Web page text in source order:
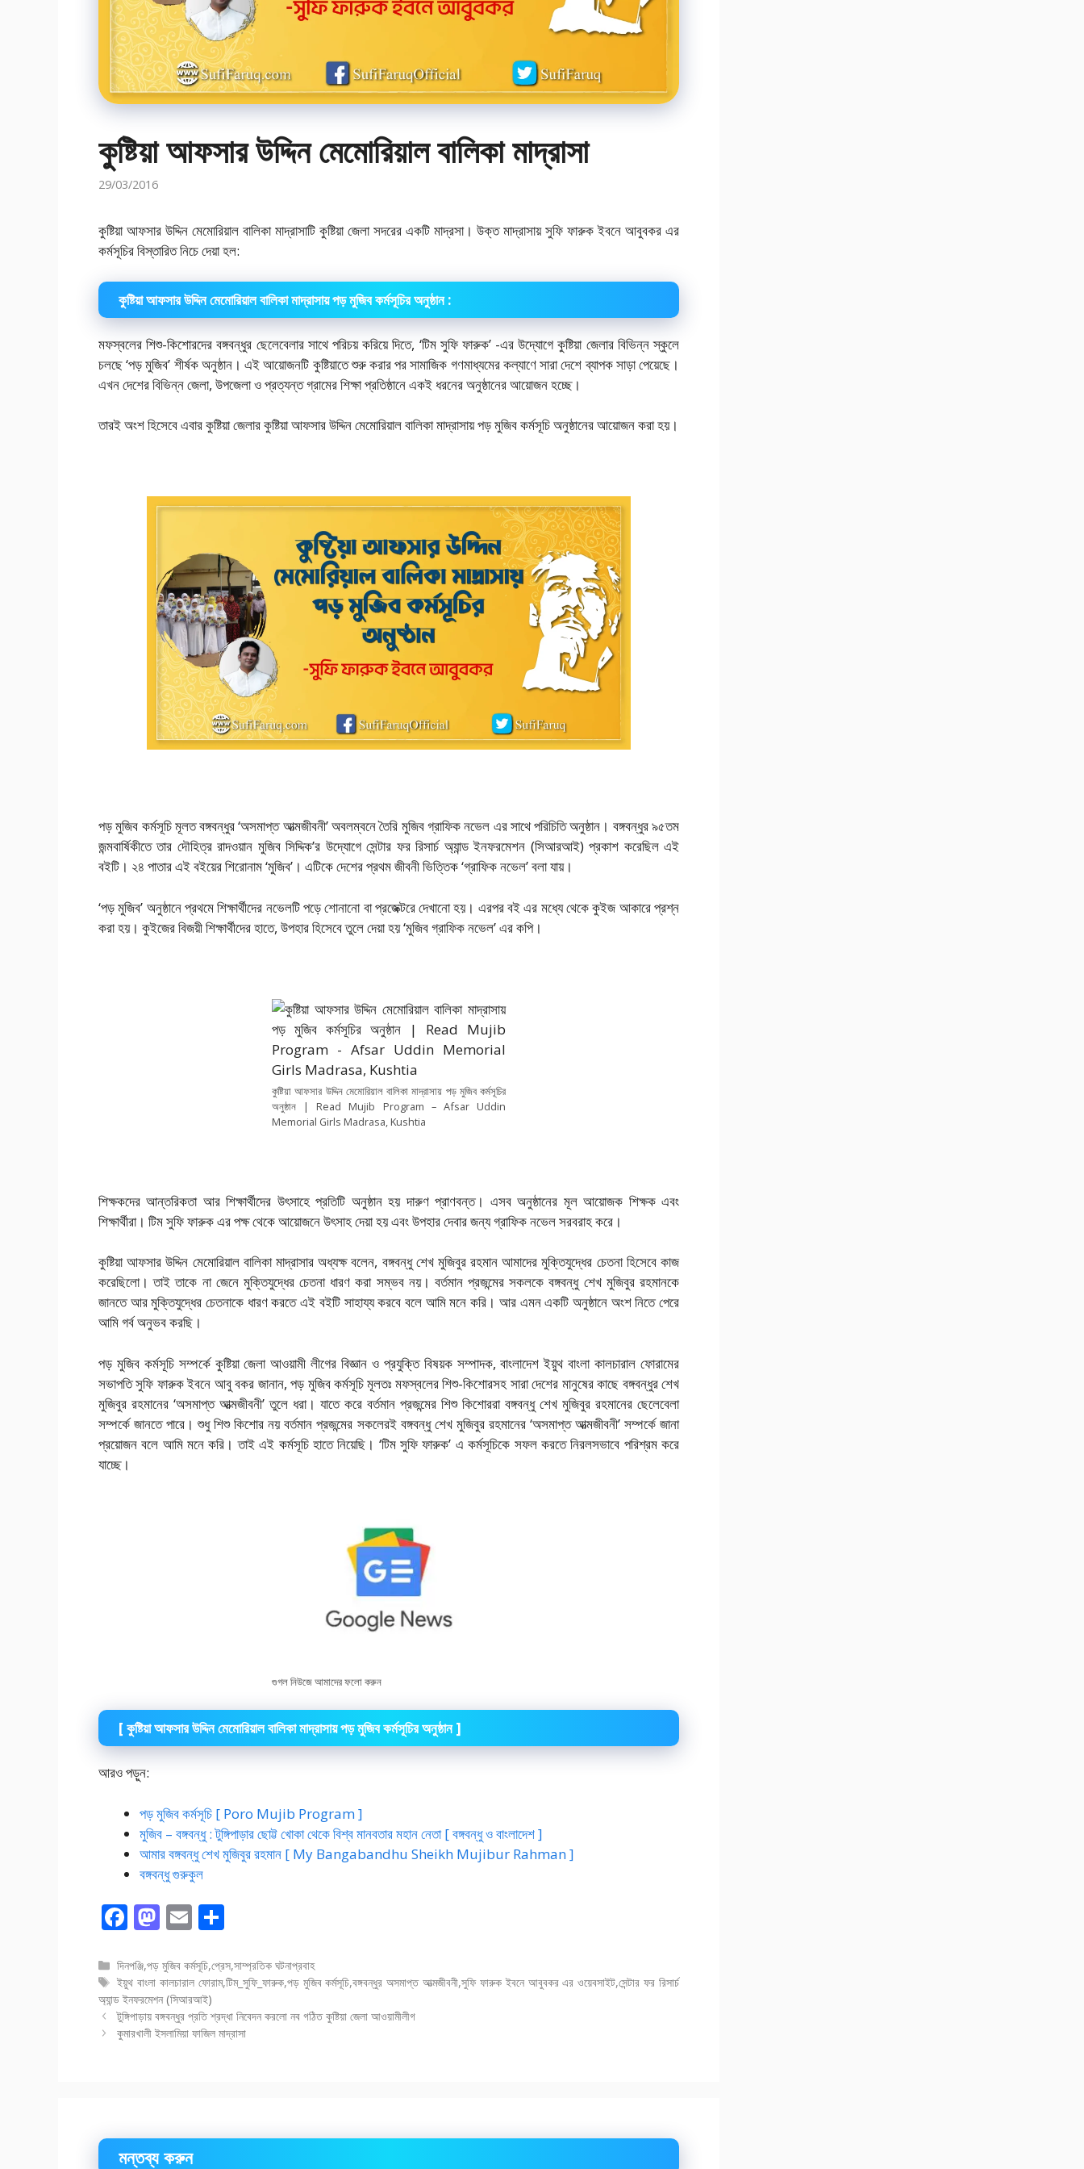
কুষ্টিয়া আফসার উদ্দিন মেমোরিয়াল বালিকা মাদ্রাসা
29/03/2016
কুষ্টিয়া আফসার উদ্দিন মেমোরিয়াল বালিকা মাদ্রাসাটি কুষ্টিয়া জেলা সদরের একটি মাদ্রসা। উক্ত মাদ্রাসায় সুফি ফারুক ইবনে আবুবকর এর
কর্মসূচির বিস্তারিত নিচে দেয়া হল:
কুষ্টিয়া আফসার উদ্দিন মেমোরিয়াল বালিকা মাদ্রাসায় পড় মুজিব কর্মসূচির অনুষ্ঠান :
মফস্বলের শিশু-কিশোরদের বঙ্গবন্ধুর ছেলেবেলার সাথে পরিচয় করিয়ে দিতে, ‘টিম সুফি ফারুক’ -এর উদ্যোগে কুষ্টিয়া জেলার বিভিন্ন স্কুলে
চলছে ‘পড় মুজিব’ শীর্ষক অনুষ্ঠান। এই আয়োজনটি কুষ্টিয়াতে শুরু করার পর সামাজিক গণমাধ্যমের কল্যাণে সারা দেশে ব্যাপক সাড়া পেয়েছে।
এখন দেশের বিভিন্ন জেলা, উপজেলা ও প্রত্যন্ত গ্রামের শিক্ষা প্রতিষ্ঠানে একই ধরনের অনুষ্ঠানের আয়োজন হচ্ছে।
তারই অংশ হিসেবে এবার কুষ্টিয়া জেলার কুষ্টিয়া আফসার উদ্দিন মেমোরিয়াল বালিকা মাদ্রাসায় পড় মুজিব কর্মসূচি অনুষ্ঠানের আয়োজন করা হয়।
পড় মুজিব কর্মসূচি মূলত বঙ্গবন্ধুর ‘অসমাপ্ত আত্মজীবনী’ অবলম্বনে তৈরি মুজিব গ্রাফিক নভেল এর সাথে পরিচিতি অনুষ্ঠান। বঙ্গবন্ধুর ৯৫তম
জন্মবার্ষিকীতে তার দৌহিত্র রাদওয়ান মুজিব সিদ্দিক’র উদ্যোগে সেন্টার ফর রিসার্চ অ্যান্ড ইনফরমেশন (সিআরআই) প্রকাশ করেছিল এই
বইটি। ২৪ পাতার এই বইয়ের শিরোনাম ‘মুজিব’। এটিকে দেশের প্রথম জীবনী ভিত্তিক ‘গ্রাফিক নভেল’ বলা যায়।
‘পড় মুজিব’ অনুষ্ঠানে প্রথমে শিক্ষার্থীদের নভেলটি পড়ে শোনানো বা প্রজেক্টরে দেখানো হয়। এরপর বই এর মধ্যে থেকে কুইজ আকারে প্রশ্ন
করা হয়। কুইজের বিজয়ী শিক্ষার্থীদের হাতে, উপহার হিসেবে তুলে দেয়া হয় ‘মুজিব গ্রাফিক নভেল’ এর কপি।
কুষ্টিয়া আফসার উদ্দিন মেমোরিয়াল বালিকা মাদ্রাসায় পড় মুজিব কর্মসূচির
অনুষ্ঠান | Read Mujib Program – Afsar Uddin
Memorial Girls Madrasa, Kushtia
শিক্ষকদের আন্তরিকতা আর শিক্ষার্থীদের উৎসাহে প্রতিটি অনুষ্ঠান হয় দারুণ প্রাণবন্ত। এসব অনুষ্ঠানের মূল আয়োজক শিক্ষক এবং
শিক্ষার্থীরা। টিম সুফি ফারুক এর পক্ষ থেকে আয়োজনে উৎসাহ দেয়া হয় এবং উপহার দেবার জন্য গ্রাফিক নভেল সরবরাহ করে।
কুষ্টিয়া আফসার উদ্দিন মেমোরিয়াল বালিকা মাদ্রাসার অধ্যক্ষ বলেন, বঙ্গবন্ধু শেখ মুজিবুর রহমান আমাদের মুক্তিযুদ্ধের চেতনা হিসেবে কাজ
করেছিলো। তাই তাকে না জেনে মুক্তিযুদ্ধের চেতনা ধারণ করা সম্ভব নয়। বর্তমান প্রজন্মের সকলকে বঙ্গবন্ধু শেখ মুজিবুর রহমানকে
জানতে আর মুক্তিযুদ্ধের চেতনাকে ধারণ করতে এই বইটি সাহায্য করবে বলে আমি মনে করি। আর এমন একটি অনুষ্ঠানে অংশ নিতে পেরে
আমি গর্ব অনুভব করছি।
পড় মুজিব কর্মসূচি সম্পর্কে কুষ্টিয়া জেলা আওয়ামী লীগের বিজ্ঞান ও প্রযুক্তি বিষয়ক সম্পাদক, বাংলাদেশ ইয়ুথ বাংলা কালচারাল ফোরামের
সভাপতি সুফি ফারুক ইবনে আবু বকর জানান, পড় মুজিব কর্মসূচি মূলতঃ মফস্বলের শিশু-কিশোরসহ সারা দেশের মানুষের কাছে বঙ্গবন্ধুর শেখ
মুজিবুর রহমানের ‘অসমাপ্ত আত্মজীবনী’ তুলে ধরা। যাতে করে বর্তমান প্রজন্মের শিশু কিশোররা বঙ্গবন্ধু শেখ মুজিবুর রহমানের ছেলেবেলা
সম্পর্কে জানতে পারে। শুধু শিশু কিশোর নয় বর্তমান প্রজন্মের সকলেরই বঙ্গবন্ধু শেখ মুজিবুর রহমানের ‘অসমাপ্ত আত্মজীবনী’ সম্পর্কে জানা
প্রয়োজন বলে আমি মনে করি। তাই এই কর্মসূচি হাতে নিয়েছি। ‘টিম সুফি ফারুক’ এ কর্মসূচিকে সফল করতে নিরলসভাবে পরিশ্রম করে
যাচ্ছে।
গুগল নিউজে আমাদের ফলো করুন
[ কুষ্টিয়া আফসার উদ্দিন মেমোরিয়াল বালিকা মাদ্রাসায় পড় মুজিব কর্মসূচির অনুষ্ঠান ]
আরও পড়ুন:
পড় মুজিব কর্মসূচি [ Poro Mujib Program ]
মুজিব – বঙ্গবন্ধু : টুঙ্গিপাড়ার ছোট্ট খোকা থেকে বিশ্ব মানবতার মহান নেতা [ বঙ্গবন্ধু ও বাংলাদেশ ]
আমার বঙ্গবন্ধু শেখ মুজিবুর রহমান [ My Bangabandhu Sheikh Mujibur Rahman ]
বঙ্গবন্ধু গুরুকুল
F
e
b
o
o
M
to
d
o
n
E
ai
l
ar
e
বিভাগ
সমূহ
দিনপঞ্জি,পড় মুজিব কর্মসূচি,প্রেস,সাম্প্রতিক ঘটনাপ্রবাহ
ট্যাগ
সমূহ
ইয়ুথ বাংলা কালচারাল ফোরাম,টিম_সুফি_ফারুক,পড় মুজিব কর্মসূচি,বঙ্গবন্ধুর অসমাপ্ত আত্মজীবনী,সুফি ফারুক ইবনে আবুবকর এর ওয়েবসাইট,সেন্টার ফর রিসার্চ
অ্যান্ড ইনফরমেশন (সিআরআই)
টুঙ্গিপাড়ায় বঙ্গবন্ধুর প্রতি শ্রদ্ধা নিবেদন করলো নব গঠিত কুষ্টিয়া জেলা আওয়ামীলীগ
কুমারখালী ইসলামিয়া ফাজিল মাদ্রাসা
মন্তব্য করুন